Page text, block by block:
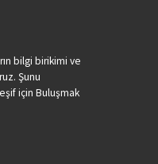
bilgi birikimi ve
Şunu
için Buluşmak